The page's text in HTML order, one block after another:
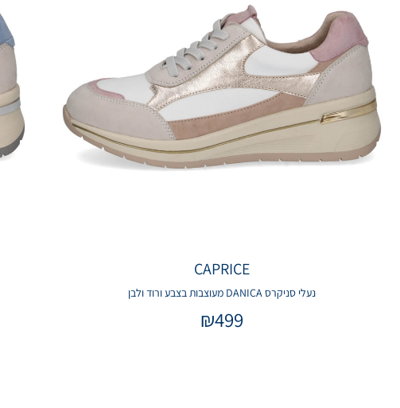
CAPRICE
נעלי סניקרס DANICA מעוצבות בצבע ורוד ולבן
₪499